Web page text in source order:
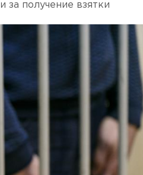
за получение взятки